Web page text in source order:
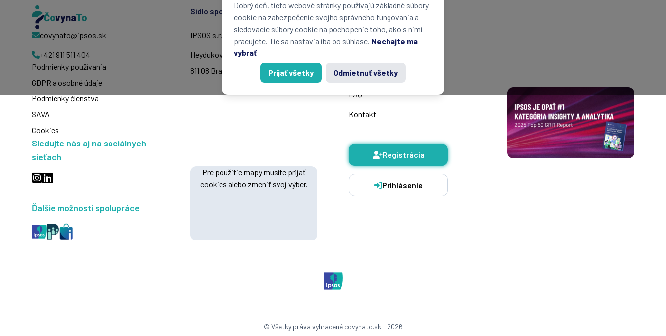
Dobrý deň, tieto webové stránky používajú základné súbory
cookie na zabezpečenie svojho správneho fungovania a
sledovacie súbory cookie na pochopenie toho, ako s nimi
pracujete. Tie sa nastavia iba po súhlase. Nechajte ma
vybrať
Prijať všetky Odmietnuť všetky
ČovynaTo
covynato@ipsos.sk
+421 911 511 404
Podmienky používania
GDPR a osobné údaje
Podmienky členstva
SAVA
Cookies
Sledujte nás aj na sociálnych
sieťach
Ďalšie možnosti spolupráce
Sídlo spoločnosti
IPSOS s.r.o
Heydukova 12
811 08 Bratislava – Slovensko
Pre použitie mapy musíte prijať
cookies alebo zmeniť svoj výber.
Mapa webu
Ako na to?
S kým spolupracujeme
FAQ
Kontakt
Registrácia
Prihlásenie
© Všetky práva vyhradené covynato.sk - 2026